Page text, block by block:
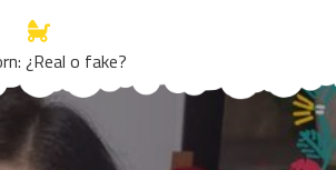
¿Real o fake?